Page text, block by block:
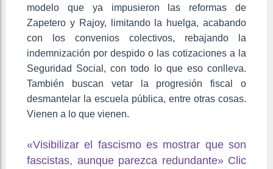
modelo que ya impusieron las reformas de
Zapetero y Rajoy, limitando la huelga, acabando
con los convenios colectivos, rebajando la
indemnización por despido o las cotizaciones a la
Seguridad Social, con todo lo que eso conlleva.
También buscan vetar la progresión fiscal o
desmantelar la escuela pública, entre otras cosas.
Vienen a lo que vienen.
«Visibilizar el fascismo es mostrar que son
fascistas, aunque parezca redundante» Clic